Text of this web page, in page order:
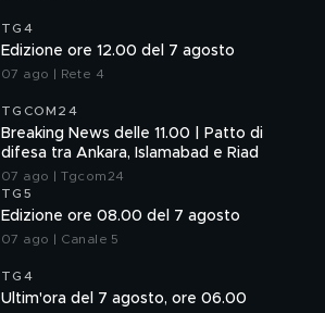
TG4
Edizione ore 12.00 del 7 agosto
07 ago | Rete 4
TGCOM24
Breaking News delle 11.00 | Patto di
difesa tra Ankara, Islamabad e Riad
07 ago | Tgcom24
TG5
Edizione ore 08.00 del 7 agosto
07 ago | Canale 5
TG4
Ultim'ora del 7 agosto, ore 06.00